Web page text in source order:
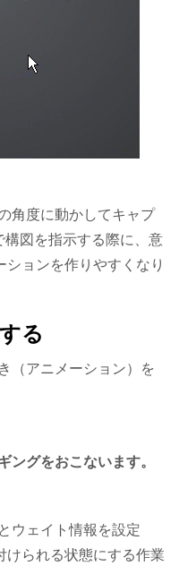
角度に動かしてキャプ
図を指示する際に、意
ョンを作りやすくなり
る
（アニメーション）を
グをおこないます。
ウェイト情報を設定
けられる状態にする作業